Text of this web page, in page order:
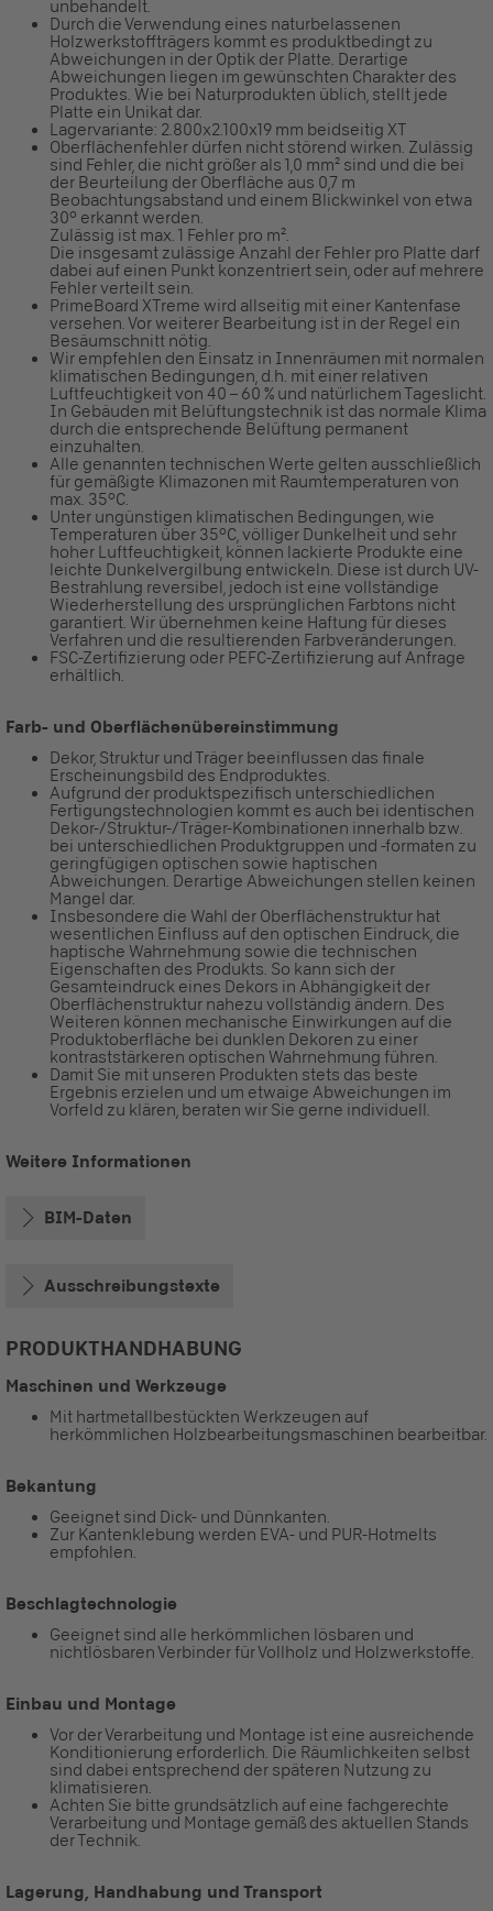
unbehandelt.
Durch die Verwendung eines naturbelassenen
Holzwerkstoffträgers kommt es produktbedingt zu
Abweichungen in der Optik der Platte. Derartige
Abweichungen liegen im gewünschten Charakter des
Produktes. Wie bei Naturprodukten üblich, stellt jede
Platte ein Unikat dar.
Lagervariante: 2.800x2.100x19 mm beidseitig XT
Oberflächenfehler dürfen nicht störend wirken. Zulässig
sind Fehler, die nicht größer als 1,0 mm² sind und die bei
der Beurteilung der Oberfläche aus 0,7 m
Beobachtungsabstand und einem Blickwinkel von etwa
30° erkannt werden.
Zulässig ist max. 1 Fehler pro m².
Die insgesamt zulässige Anzahl der Fehler pro Platte darf
dabei auf einen Punkt konzentriert sein, oder auf mehrere
Fehler verteilt sein.
PrimeBoard XTreme wird allseitig mit einer Kantenfase
versehen. Vor weiterer Bearbeitung ist in der Regel ein
Besäumschnitt nötig.
Wir empfehlen den Einsatz in Innenräumen mit normalen
klimatischen Bedingungen, d.h. mit einer relativen
Luftfeuchtigkeit von 40 – 60 % und natürlichem Tageslicht.
In Gebäuden mit Belüftungstechnik ist das normale Klima
durch die entsprechende Belüftung permanent
einzuhalten.
Alle genannten technischen Werte gelten ausschließlich
für gemäßigte Klimazonen mit Raumtemperaturen von
max. 35°C.
Unter ungünstigen klimatischen Bedingungen, wie
Temperaturen über 35°C, völliger Dunkelheit und sehr
hoher Luftfeuchtigkeit, können lackierte Produkte eine
leichte Dunkelvergilbung entwickeln. Diese ist durch UV-
Bestrahlung reversibel, jedoch ist eine vollständige
Wiederherstellung des ursprünglichen Farbtons nicht
garantiert. Wir übernehmen keine Haftung für dieses
Verfahren und die resultierenden Farbveränderungen.
FSC-Zertifizierung oder PEFC-Zertifizierung auf Anfrage
erhältlich.
Farb- und Oberflächenübereinstimmung
Dekor, Struktur und Träger beeinflussen das finale
Erscheinungsbild des Endproduktes.
Aufgrund der produktspezifisch unterschiedlichen
Fertigungstechnologien kommt es auch bei identischen
Dekor-/Struktur-/Träger-Kombinationen innerhalb bzw.
bei unterschiedlichen Produktgruppen und -formaten zu
geringfügigen optischen sowie haptischen
Abweichungen. Derartige Abweichungen stellen keinen
Mangel dar.
Insbesondere die Wahl der Oberflächenstruktur hat
wesentlichen Einfluss auf den optischen Eindruck, die
haptische Wahrnehmung sowie die technischen
Eigenschaften des Produkts. So kann sich der
Gesamteindruck eines Dekors in Abhängigkeit der
Oberflächenstruktur nahezu vollständig ändern. Des
Weiteren können mechanische Einwirkungen auf die
Produktoberfläche bei dunklen Dekoren zu einer
kontraststärkeren optischen Wahrnehmung führen.
Damit Sie mit unseren Produkten stets das beste
Ergebnis erzielen und um etwaige Abweichungen im
Vorfeld zu klären, beraten wir Sie gerne individuell.
Weitere Informationen
BIM-Daten
Ausschreibungstexte
PRODUKTHANDHABUNG
Maschinen und Werkzeuge
Mit hartmetallbestückten Werkzeugen auf
herkömmlichen Holzbearbeitungsmaschinen bearbeitbar.
Bekantung
Geeignet sind Dick- und Dünnkanten.
Zur Kantenklebung werden EVA- und PUR-Hotmelts
empfohlen.
Beschlagtechnologie
Geeignet sind alle herkömmlichen lösbaren und
nichtlösbaren Verbinder für Vollholz und Holzwerkstoffe.
Einbau und Montage
Vor der Verarbeitung und Montage ist eine ausreichende
Konditionierung erforderlich. Die Räumlichkeiten selbst
sind dabei entsprechend der späteren Nutzung zu
klimatisieren.
Achten Sie bitte grundsätzlich auf eine fachgerechte
Verarbeitung und Montage gemäß des aktuellen Stands
der Technik.
Lagerung, Handhabung und Transport